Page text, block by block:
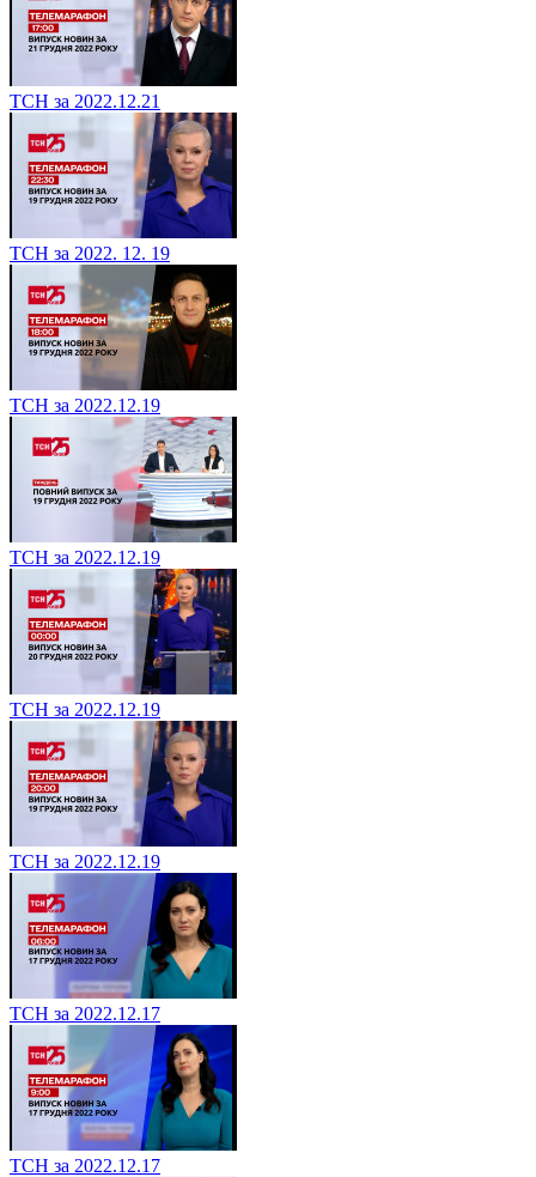
ТСН за 2022.12.21
ТСН за 2022. 12. 19
ТСН за 2022.12.19
ТСН за 2022.12.19
ТСН за 2022.12.19
ТСН за 2022.12.19
ТСН за 2022.12.17
ТСН за 2022.12.17